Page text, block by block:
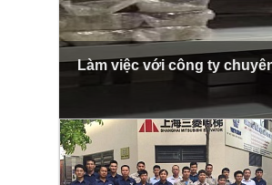
Làm việc với công ty